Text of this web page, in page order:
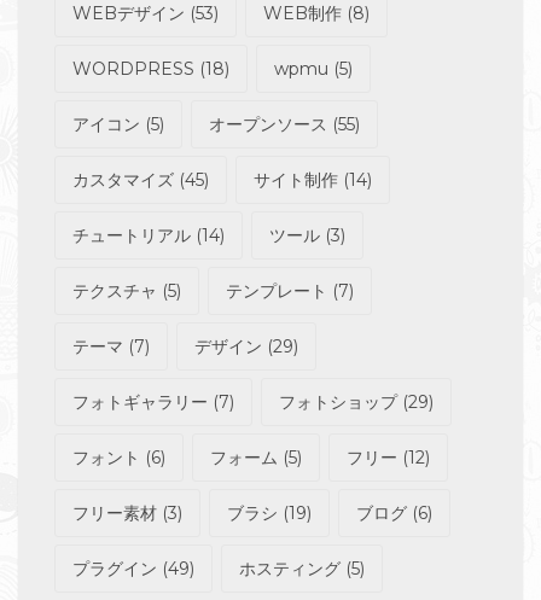
WEBデザイン (53) WEB制作 (8)
WORDPRESS (18) wpmu (5)
アイコン (5) オープンソース (55)
カスタマイズ (45) サイト制作 (14)
チュートリアル (14) ツール (3)
テクスチャ (5) テンプレート (7)
テーマ (7) デザイン (29)
フォトギャラリー (7) フォトショップ(29)
フォント (6) フォーム (5) フリー (12)
フリー素材 (3) ブラシ (19) ブログ (6)
プラグイン (49) ホスティング (5)